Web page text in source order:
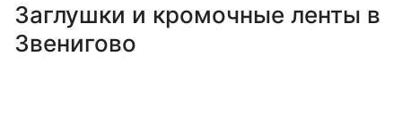
Заглушки и кромочные ленты в
Звенигово